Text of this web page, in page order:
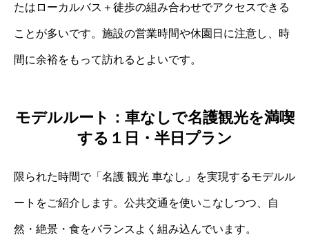
たはローカルバス＋徒歩の組み合わせでアクセスできる
ことが多いです。施設の営業時間や休園日に注意し、時
間に余裕をもって訪れるとよいです。
モデルルート：車なしで名護観光を満喫
する１日・半日プラン
限られた時間で「名護 観光 車なし」を実現するモデルル
ートをご紹介します。公共交通を使いこなしつつ、自
然・絶景・食をバランスよく組み込んでいます。